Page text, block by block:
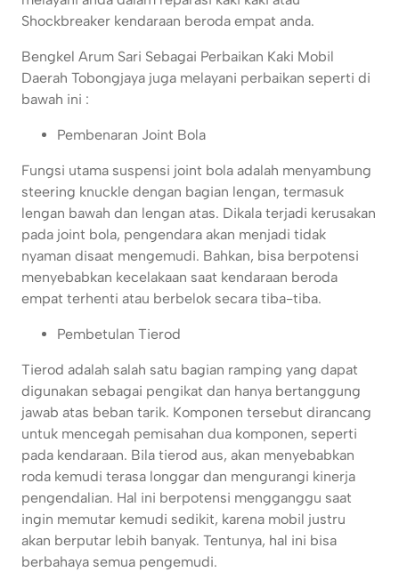
Shockbreaker kendaraan beroda empat anda.
Bengkel Arum Sari Sebagai Perbaikan Kaki Mobil
Daerah Tobongjaya juga melayani perbaikan seperti di
bawah ini :
Pembenaran Joint Bola
Fungsi utama suspensi joint bola adalah menyambung
steering knuckle dengan bagian lengan, termasuk
lengan bawah dan lengan atas. Dikala terjadi kerusakan
pada joint bola, pengendara akan menjadi tidak
nyaman disaat mengemudi. Bahkan, bisa berpotensi
menyebabkan kecelakaan saat kendaraan beroda
empat terhenti atau berbelok secara tiba-tiba.
Pembetulan Tierod
Tierod adalah salah satu bagian ramping yang dapat
digunakan sebagai pengikat dan hanya bertanggung
jawab atas beban tarik. Komponen tersebut dirancang
untuk mencegah pemisahan dua komponen, seperti
pada kendaraan. Bila tierod aus, akan menyebabkan
roda kemudi terasa longgar dan mengurangi kinerja
pengendalian. Hal ini berpotensi mengganggu saat
ingin memutar kemudi sedikit, karena mobil justru
akan berputar lebih banyak. Tentunya, hal ini bisa
berbahaya semua pengemudi.